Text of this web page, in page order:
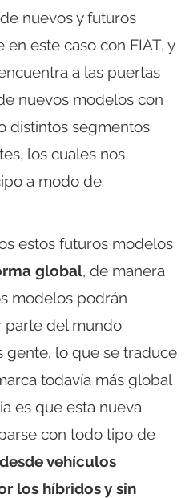
nuevos y futuros
este caso con FIAT, y
a las puertas
nuevos modelos con
distintos segmentos
los cuales nos
a modo de
estos futuros modelos
global, de manera
modelos podrán
parte del mundo
gente, lo que se traduce
todavía más global
es que esta nueva
con todo tipo de
desde vehículos
los híbridos y sin